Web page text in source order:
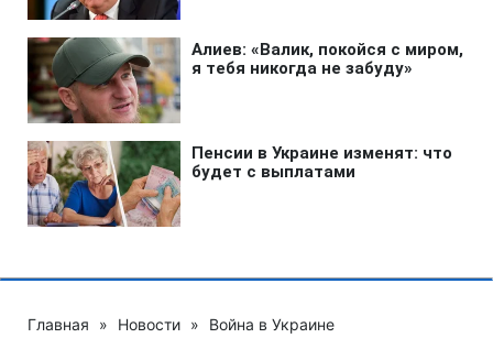
Главная » Новости » Война в Украине